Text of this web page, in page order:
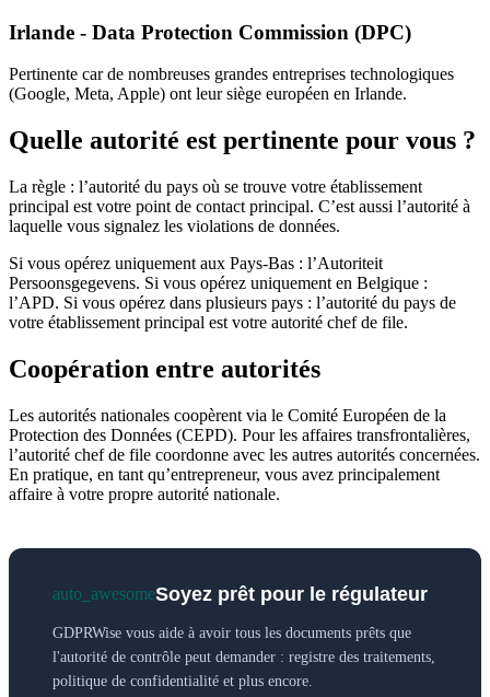
Irlande - Data Protection Commission (DPC)
Pertinente car de nombreuses grandes entreprises technologiques
(Google, Meta, Apple) ont leur siège européen en Irlande.
Quelle autorité est pertinente pour vous ?
La règle : l’autorité du pays où se trouve votre établissement
principal est votre point de contact principal. C’est aussi l’autorité à
laquelle vous signalez les violations de données.
Si vous opérez uniquement aux Pays-Bas : l’Autoriteit
Persoonsgegevens. Si vous opérez uniquement en Belgique :
l’APD. Si vous opérez dans plusieurs pays : l’autorité du pays de
votre établissement principal est votre autorité chef de file.
Coopération entre autorités
Les autorités nationales coopèrent via le Comité Européen de la
Protection des Données (CEPD). Pour les affaires transfrontalières,
l’autorité chef de file coordonne avec les autres autorités concernées.
En pratique, en tant qu’entrepreneur, vous avez principalement
affaire à votre propre autorité nationale.
auto_awesomeSoyez prêt pour le régulateur
GDPRWise vous aide à avoir tous les documents prêts que
l'autorité de contrôle peut demander : registre des traitements,
politique de confidentialité et plus encore.